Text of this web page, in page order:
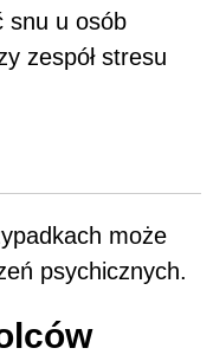
snu u osób
zespół stresu
może
psychicznych.